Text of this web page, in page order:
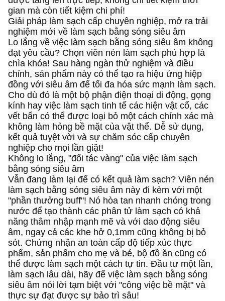
gian mà còn tiết kiệm chi phí!
Giải pháp làm sạch cấp chuyên nghiệp, mở ra trải
nghiệm mới về làm sạch bằng sóng siêu âm
Lo lắng về việc làm sạch bằng sóng siêu âm không
đạt yêu cầu? Chọn viên nén làm sạch phù hợp là
chìa khóa! Sau hàng ngàn thử nghiệm và điều
chỉnh, sản phẩm này có thể tạo ra hiệu ứng hiệp
đồng với siêu âm để tối đa hóa sức mạnh làm sạch.
Cho dù đó là một bộ phận điện thoại di động, gọng
kính hay việc làm sạch tinh tế các hiện vật cổ, các
vết bẩn có thể được loại bỏ một cách chính xác mà
không làm hỏng bề mặt của vật thể. Dễ sử dụng,
kết quả tuyệt vời và sự chăm sóc cấp chuyên
nghiệp cho mọi lần giặt!
Không lo lắng, "đối tác vàng" của việc làm sạch
bằng sóng siêu âm
Vẫn đang làm lại để có kết quả làm sạch? Viên nén
làm sạch bằng sóng siêu âm này đi kèm với một
"phần thưởng buff"! Nó hòa tan nhanh chóng trong
nước để tạo thành các phân tử làm sạch có khả
năng thâm nhập mạnh mẽ và với dao động siêu
âm, ngay cả các khe hở 0,1mm cũng không bị bỏ
sót. Chứng nhận an toàn cấp độ tiếp xúc thực
phẩm, sản phẩm cho mẹ và bé, bộ đồ ăn cũng có
thể được làm sạch một cách tự tin. Đầu tư một lần,
làm sạch lâu dài, hãy để việc làm sạch bằng sóng
siêu âm nói lời tạm biệt với "công việc bề mặt" và
thực sự đạt được sự bảo trì sâu!